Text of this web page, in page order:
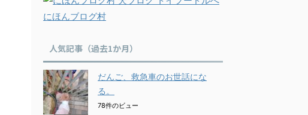
にほんブログ村
人気記事（過去1か月）
だんご、救急車のお世話にな
る。
78件のビュー